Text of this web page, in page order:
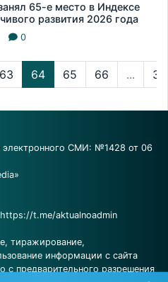
65-е место в Индексе
развития 2026 года
0
63 64 65 66 ...
электронного СМИ: №1428 от 06
https://t.me/aktualnoadmin
тиражирование,
информации с сайта
с предварительного разрешения